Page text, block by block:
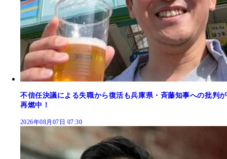
不信任決議による失職から復活も兵庫県・斉藤知事への批判が
再燃中！
2026年08月07日 07:30